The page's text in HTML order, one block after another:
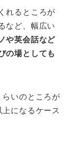
れるところが
など、幅広い
や英会話など
の場としても
いのところが
になるケース